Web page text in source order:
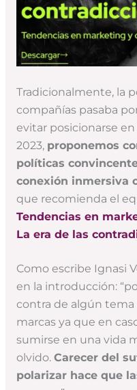
Tradicionalmente, la
compañías pasaba
evitar posicionarse
2023, proponemos
políticas
conexión inmersiva
que recomienda el
Tendencias en
La era de las
Como escribe Ignasi
en la introducción:
contra de algún tema
marcas ya que en
sumirse en una vida
olvido. Carecer del
polarizar hace que